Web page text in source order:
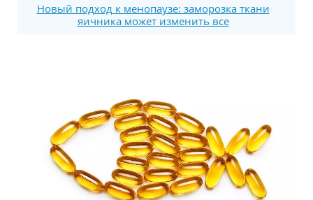
Новый подход к менопаузе: заморозка ткани
яичника может изменить все